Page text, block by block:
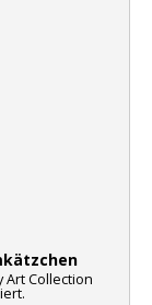
Art Collection